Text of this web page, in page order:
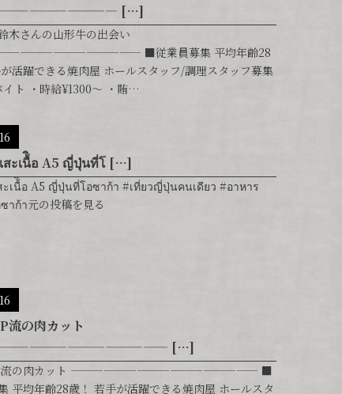
[…]
木さんの山形牛の出会い
■従業員募集 平均年齢28
活躍できる焼肉屋 ホールスタッフ/調理スタッフ募集
イト ・時給¥1300〜 ・賄…
สะเนื้ิอ A5 ญี่ปุ่นที่โ […]
ะเนื้ิอ A5 ญี่ปุ่นที่โอซาก้า #เที่ยวญี่ปุ่นคนเดียว #อาหาร
ก้า元の投稿を見る
流の肉カット
[…]
流の肉カット ————————————————— ■
平均年齢28歳！ 若手が活躍できる焼肉屋 ホールスタ